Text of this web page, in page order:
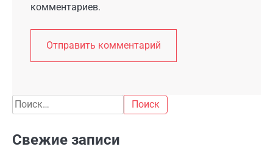
комментариев.
Найти:
Свежие записи